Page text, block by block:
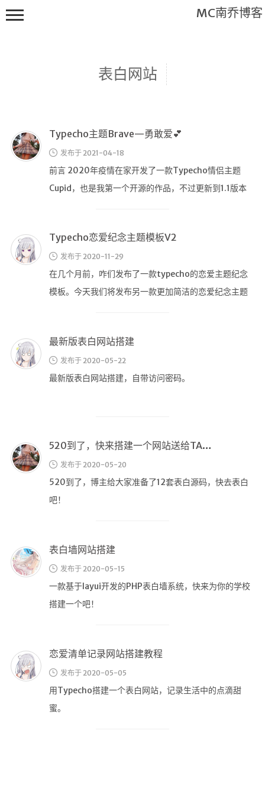
表白网站
Typecho主题Brave—勇敢爱💕
发布于 2021-04-18
前言 2020年疫情在家开发了一款Typecho情侣主题
Cupid，也是我第一个开源的作品，不过更新到1.1版本
Typecho恋爱纪念主题模板V2
发布于 2020-11-29
在几个月前，咋们发布了一款typecho的恋爱主题纪念
模板。今天我们将发布另一款更加简洁的恋爱纪念主题
最新版表白网站搭建
发布于 2020-05-22
最新版表白网站搭建，自带访问密码。
520到了，快来搭建一个网站送给TA吧！
发布于 2020-05-20
520到了，博主给大家准备了12套表白源码，快去表白
吧！
表白墙网站搭建
发布于 2020-05-15
一款基于layui开发的PHP表白墙系统，快来为你的学校
搭建一个吧！
恋爱清单记录网站搭建教程
发布于 2020-05-05
用Typecho搭建一个表白网站，记录生活中的点滴甜
蜜。
MC南乔博客
关于本站
友情链接
登录